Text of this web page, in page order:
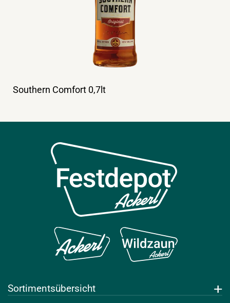
Southern Comfort 0,7lt
Sortimentsübersicht